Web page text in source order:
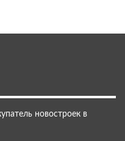
новостроек в